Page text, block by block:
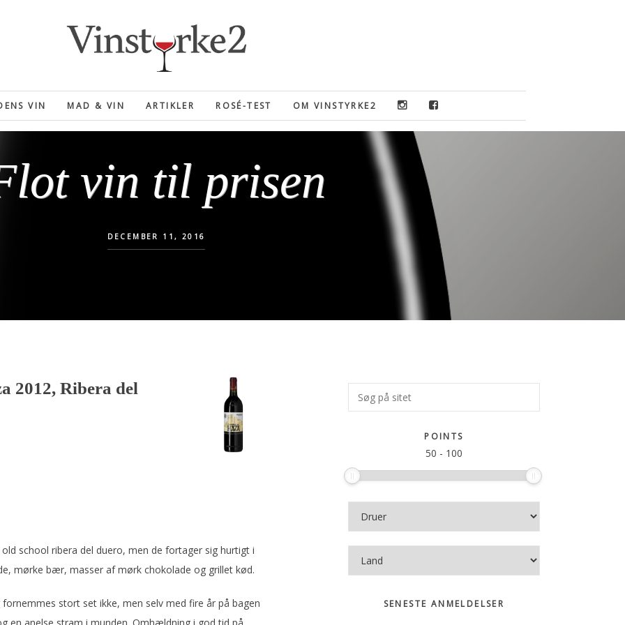
VIN MAD & VIN ARTIKLER ROSÉ-TEST OM VINSTYRKE2
vin til prisen
DECEMBER 11, 2016
2012, Ribera del
school ribera del duero, men de fortager sig hurtigt i
mørke bær, masser af mørk chokolade og grillet kød.
stort set ikke, men selv med fire år på bagen
Primær
Sidebar
Søg
på
POINTS
50 - 100
SENESTE ANMELDELSER